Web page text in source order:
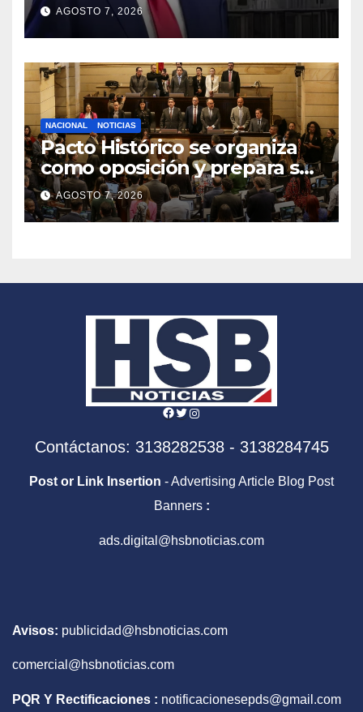
financieros
AGOSTO 7, 2026
NACIONAL NOTICIAS
Pacto Histórico se organiza
como oposición y prepara su
agenda frente al Gobierno
de Abelardo de la Espriella
AGOSTO 7, 2026
Facebook
Twitter
Instagram
Contáctanos: 3138282538 - 3138284745
Post or Link Insertion - Advertising Article Blog Post
Banners :
ads.digital@hsbnoticias.com
Avisos: publicidad@hsbnoticias.com
comercial@hsbnoticias.com
PQR Y Rectificaciones : notificacionesepds@gmail.com